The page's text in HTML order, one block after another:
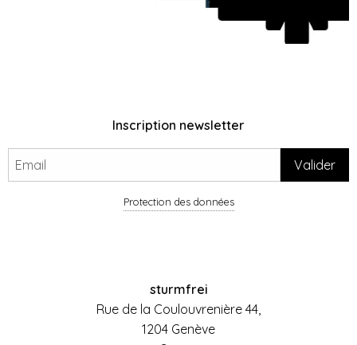
Inscription newsletter
Protection des données
sturmfrei
Rue de la Coulouvrenière 44,
1204 Genève